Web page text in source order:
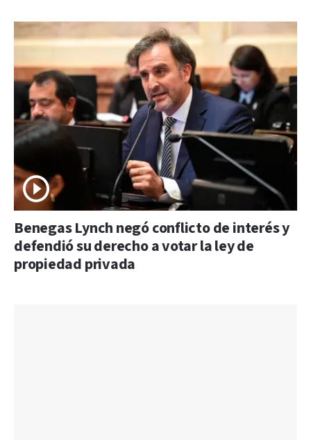
Benegas Lynch negó conflicto de interés y
defendió su derecho a votar la ley de
propiedad privada